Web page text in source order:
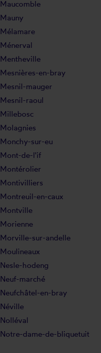
Maucomble
Mauny
Mélamare
Ménerval
Mentheville
Mesnières-en-bray
Mesnil-mauger
Mesnil-raoul
Millebosc
Molagnies
Monchy-sur-eu
Mont-de-l'if
Montérolier
Montivilliers
Montreuil-en-caux
Montville
Morienne
Morville-sur-andelle
Moulineaux
Nesle-hodeng
Neuf-marché
Neufchâtel-en-bray
Néville
Nolléval
Notre-dame-de-bliquetuit